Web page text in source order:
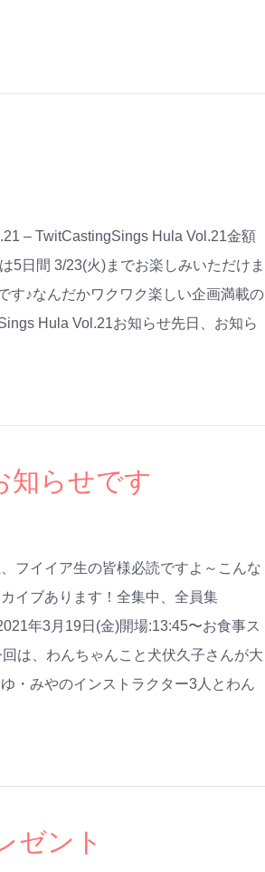
– TwitCastingSings Hula Vol.21金額
5日間 3/23(火)までお楽しみいただけま
す♪なんだかワクワク楽しい企画満載の
Hula Vol.21お知らせ先日、お知ら
知らせです
フイイア生の皆様必読ですよ～こんな
イブあります！全集中、全員集
年3月19日(金)開場:13:45〜お食事ス
は、わんちゃんこと犬伏久子さんが大
・みやのインストラクター3人とわん
ゼント